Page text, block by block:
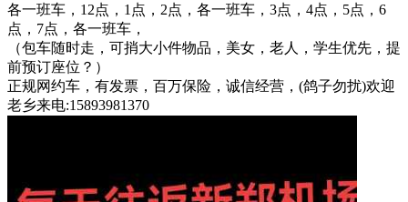
各一班车，12点，1点，2点，各一班车，3点，4点，5点，6
点，7点，各一班车，
（包车随时走，可捎大小件物品，美女，老人，学生优先，提
前预订座位？）
正规网约车，有发票，百万保险，诚信经营，(鸽子勿扰)欢迎
老乡来电:15893981370